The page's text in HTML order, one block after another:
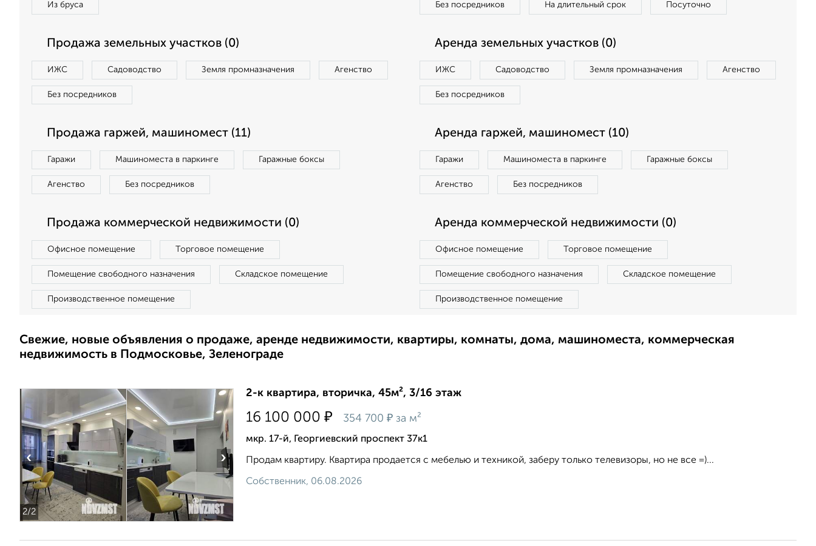
Из бруса Без посредников На длительный срок Посуточно
Продажа земельных участков (0)
ИЖС Садоводство Земля промназначения Агенство
Без посредников
Аренда земельных участков (0)
ИЖС Садоводство Земля промназначения Агенство
Без посредников
Продажа гаржей, машиномест (11)
Гаражи Машиноместа в паркинге Гаражные боксы
Агенство Без посредников
Аренда гаржей, машиномест (10)
Гаражи Машиноместа в паркинге Гаражные боксы
Агенство Без посредников
Продажа коммерческой недвижимости (0)
Офисное помещение Торговое помещение
Помещение свободного назначения Складское помещение
Производственное помещение
Аренда коммерческой недвижимости (0)
Офисное помещение Торговое помещение
Помещение свободного назначения Складское помещение
Производственное помещение
Свежие, новые объявления о продаже, аренде недвижимости, квартиры, комнаты, дома, машиноместа, коммерческая
недвижимость в Подмосковье, Зеленограде
2/2
‹ ›
2-к квартира, вторичка, 45м², 3/16 этаж
16 100 000 ₽ 354 700 ₽ за м²
мкр. 17-й, Георгиевский проспект 37к1
Продам квартиру. Квартира продается с мебелью и техникой, заберу только телевизоры, но не все =)...
Собственник, 06.08.2026